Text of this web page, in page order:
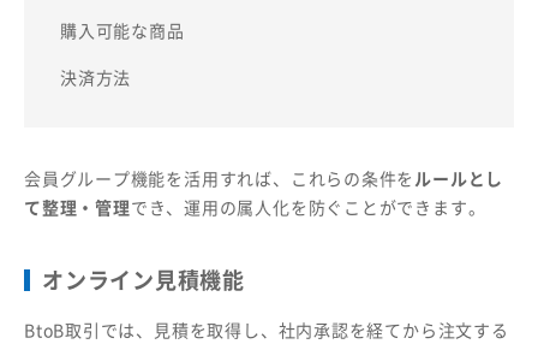
購入可能な商品
決済方法
会員グループ機能を活用すれば、これらの条件を ルールとし
て整理・管理でき、運用の属人化を防ぐことができます。
オンライン見積機能
BtoB取引では、見積を取得し、社内承認を経てから注文する